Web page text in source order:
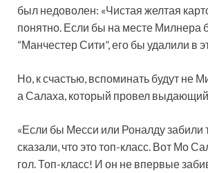
был недоволен: «Чистая желтая
понятно. Если бы на месте Милнера
“Манчестер Сити”, его бы удалили в
Но, к счастью, вспоминать будут не
а Салаха, который провел
«Если бы Месси или Роналду забили
сказали, что это топ-класс. Вот Мо
гол. Топ-класс! И он не впервые